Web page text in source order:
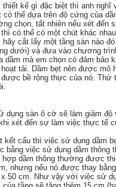
thiết kế gì đặc biệt thì anh nghĩ
thể dựa trên độ cứng của
chọn, tất nhiên nếu xét đến
có thể có một chút khác
cắt lấy một tầng sàn nào
dưới) và đưa vào chương
dầm mà em chọn có đảm bảo
tải. Dầm bẹt nên được mô
bề rộng thực của nó. Thử
dụng sàn ô cờ sẽ làm giảm độ
xét đến sự làm việc thực tế
kết cấu thì việc sử dụng dầm
bằng việc sử dụng dầm thông
hợp dầm thông thường được
nhưng nếu nó được thay
50 cm. Như vậy với việc sử